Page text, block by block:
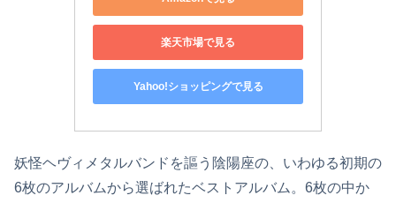
楽天市場で見る
Yahoo!ショッピングで見る
妖怪ヘヴィメタルバンドを謳う陰陽座の、いわゆる初期の
6枚のアルバムから選ばれたベストアルバム。6枚の中か